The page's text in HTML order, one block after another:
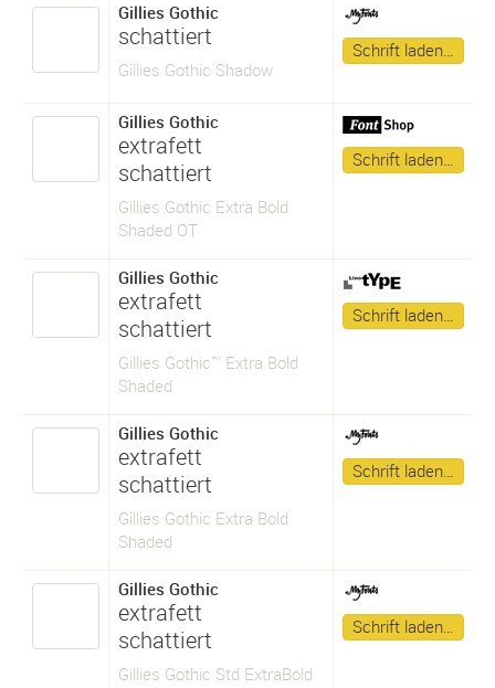
Gillies Gothic
schattiert
Gillies Gothic Shadow
Schrift laden…
Gillies Gothic
extrafett
schattiert
Gillies Gothic Extra Bold
Shaded OT
Schrift laden…
Gillies Gothic
extrafett
schattiert
Gillies Gothic™ Extra Bold
Shaded
Schrift laden…
Gillies Gothic
extrafett
schattiert
Gillies Gothic Extra Bold
Shaded
Schrift laden…
Gillies Gothic
extrafett
schattiert
Gillies Gothic Std ExtraBold
Schrift laden…